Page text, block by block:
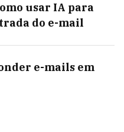
usar IA para
do e-mail
e-mails em